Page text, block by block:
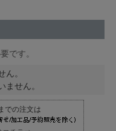
です。
ん。
ません。